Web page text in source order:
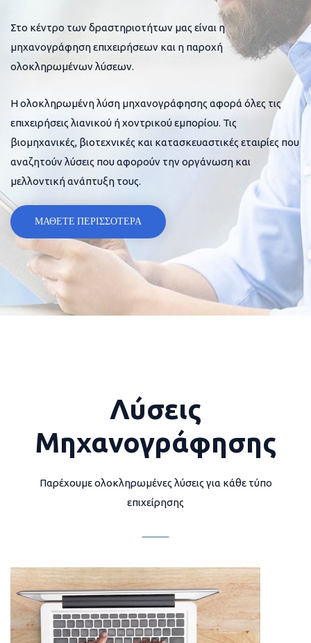
Στο κέντρο των δραστηριοτήτων μας είναι η
μηχανογράφηση επιχειρήσεων και η παροχή
ολοκληρωμένων λύσεων.
Η ολοκληρωμένη λύση μηχανογράφησης αφορά όλες τις
επιχειρήσεις λιανικού ή χοντρικού εμπορίου. Τις
βιομηχανικές, βιοτεχνικές και κατασκευαστικές εταιρίες που
αναζητούν λύσεις που αφορούν την οργάνωση και
μελλοντική ανάπτυξη τους.
ΜΑΘΕΤΕ ΠΕΡΙΣΣΟΤΕΡΑ
Λύσεις
Μηχανογράφησης
Παρέχουμε ολοκληρωμένες λύσεις για κάθε τύπο
επιχείρησης